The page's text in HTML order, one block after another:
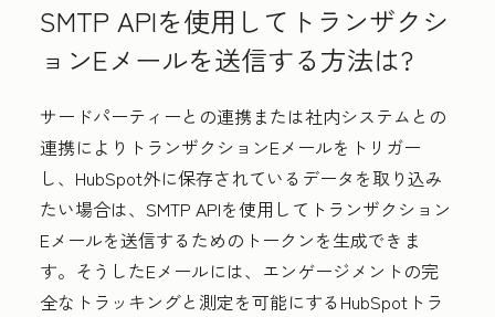
SMTP APIを使用してトランザクシ
ョンEメールを送信する方法は?
サードパーティーとの連携または社内システムとの
連携によりトランザクションEメールをトリガー
し、HubSpot外に保存されているデータを取り込み
たい場合は、SMTP APIを使用してトランザクション
Eメールを送信するためのトークンを生成できま
す。そうしたEメールには、エンゲージメントの完
全なトラッキングと測定を可能にするHubSpotトラ